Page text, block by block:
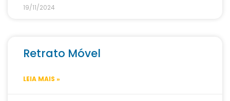
19/11/2024
Retrato Móvel
LEIA MAIS »